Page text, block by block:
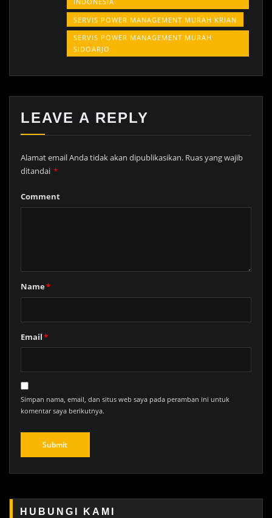
SERVIS POWER MANAGEMENT MURAH KRIAN
SERVIS POWER MANAGEMENT MURAH
SIDOARJO
LEAVE A REPLY
Alamat email Anda tidak akan dipublikasikan. Ruas yang wajib
ditandai *
Comment
Name*
Email*
Simpan nama, email, dan situs web saya pada peramban ini untuk
komentar saya berikutnya.
HUBUNGI KAMI